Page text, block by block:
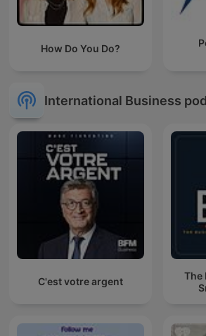
How Do You Do?
International Business
C'est votre argent
The